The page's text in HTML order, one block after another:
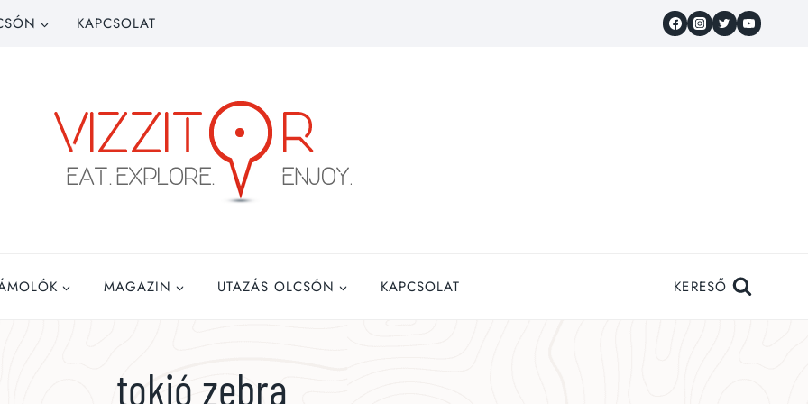
KAPCSOLAT
MAGAZIN UTAZÁS OLCSÓN KAPCSOLAT KERESŐ
tokió zebra